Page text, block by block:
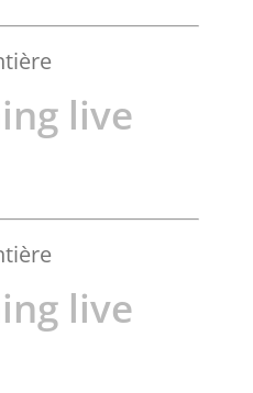
live
live